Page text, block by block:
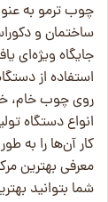
چوب ترمو به
ساختمان و
جایگاه ویژه‌ای
استفاده از
روی چوب خام،
انواع دستگاه‌
کار آن‌ها را به
معرفی بهترین
شما بتوانید